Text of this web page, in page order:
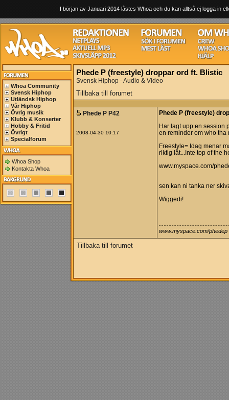
I början av Januari 2014 låstes Whoa och du kan alltså ej logga in
Whoa Community
Svensk Hiphop
Utländsk Hiphop
Vår Hiphop
Övrig musik
Klubb & Konserter
Hobby & Fritid
Övrigt
Specialforum
Whoa Shop
Kontakta Whoa
Phede P (freestyle) droppar ord ft. Blistic
Svensk Hiphop - Audio & Video
Tillbaka till forumet
Phede P P42
2008-04-30 10:17
Phede P (freestyle)
Har lagt upp en session
en reminder om who tha
Freestyle= Idag menar
riktig låt...Inte top of the
www.myspace.com/
sen kan ni tanka ner
Wiggedi!
www.myspace.com/phedep
Tillbaka till forumet